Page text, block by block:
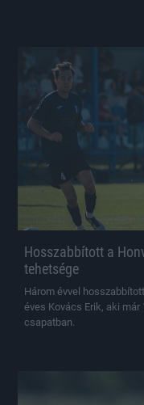
Hosszabbított a
tehetsége
Három évvel
éves Kovács Erik, aki
csapatban.